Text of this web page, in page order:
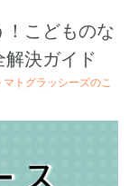
こどものな
決ガイド
マトグラッシーズのこ